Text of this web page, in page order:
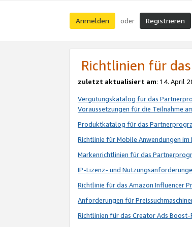
Anmelden oder Registrieren
Richtlinien für
zuletzt aktualisiert am: 14. April
Vergütungskatalog für das
Voraussetzungen für die Teilnahme
Produktkatalog für das
Richtlinie für Mobile Anwendungen
Markenrichtlinien für das
IP-Lizenz- und
Richtlinie für das Amazon Influencer
Anforderungen für
Richtlinien für das Creator Ads